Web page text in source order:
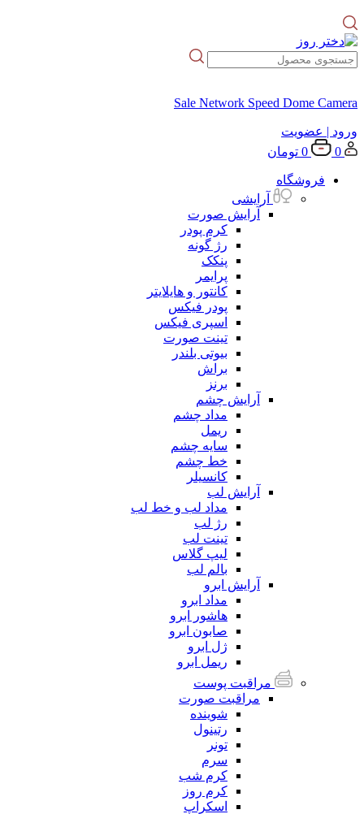
Sale Network Speed Dome Camera
ورود | عضویت
0
0 تومان
فروشگاه
آرایشی
آرایش صورت
کرم پودر
رژ گونه
پنکک
پرایمر
کانتور و هایلایتر
پودر فیکس
اسپری فیکس
تینت صورت
بیوتی بلندر
براش
برنز
آرایش چشم
مداد چشم
ریمل
سایه چشم
خط چشم
کانسیلر
آرایش لب
مداد لب و خط لب
رژ لب
تینت لب
لیپ گلاس
بالم لب
آرایش ابرو
مداد ابرو
هاشور ابرو
صابون ابرو
ژل ابرو
ریمل ابرو
مراقبت پوست
مراقبت صورت
شوینده
رتینول
تونر
سرم
کرم شب
کرم روز
اسکراپ